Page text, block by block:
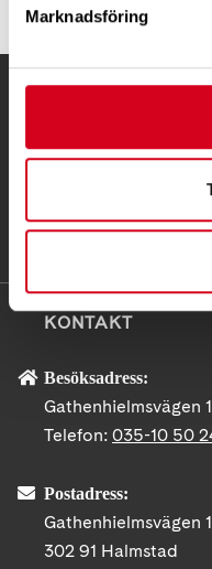
Marknadsföring
KONTAKT
Besöksadress:
Gathenhielmsvägen
Telefon: 035-10 50
Postadress:
Gathenhielmsvägen
302 91 Halmstad